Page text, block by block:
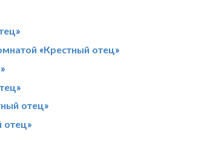
«Крестный отец»
отец»
отец»